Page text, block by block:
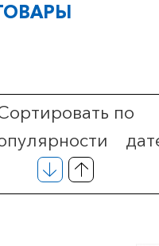
по